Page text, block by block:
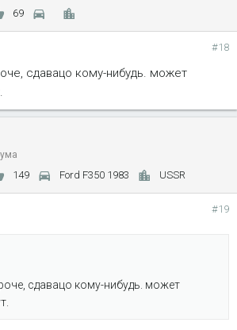
69
#18
сдавацо кому-нибудь. может
149 Ford F350 1983 USSR
#19
сдавацо кому-нибудь. может